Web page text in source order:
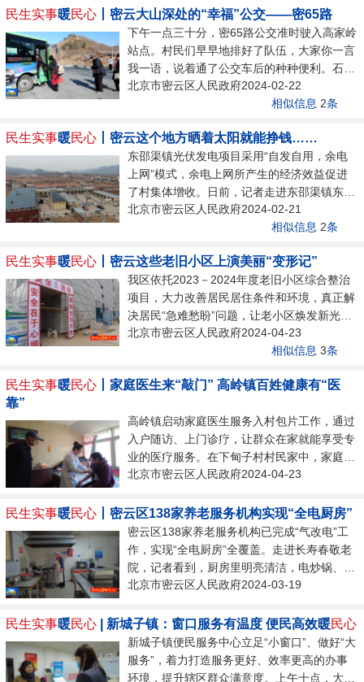
势，...
完成电缆更换14，000米，完成新建的路灯
437座。原有的路灯是在2000年建设，目前已
24年，灯具老旧严重，且以前的灯都是钠灯，
节能也不符合要求。本次的翻新工程之后，将
对灯具进行重新更换，换成新式的LED灯具，
既增加照明美观，也增加节能效果。据了解，
上，...
民生实事暖民心 丨密云大山深处的“幸福”公交——密65路
下午一点三十分，密65路公交准时驶入高家岭
站点。村民们早早地排好了队伍，大家你一言
我一语，说着通了公交车后的种种便利。石城
镇西湾子村村民告诉记者：“我们盼望已久的
公交车终于通车了，我日常出行、春节走亲访
暖。”“自从通了公交车，去密云城里、石城都
特别方便，原来外出要提点东西走小路特别费
劲，走到公路都气喘吁吁的。现在，出了家门
口就可以坐上公交车。”石城镇西湾子村村民
说道。高家岭村是西湾子村的一个自然村。距
离密云城区40公里，地势偏远，道路过窄，...
北京市密云区人民政府2024-02-22
相似信息 2条
民生实事暖民心 丨密云这个地方晒着太阳就能挣钱……
东邵渠镇光伏发电项目采用“自发自用，余电
上网”模式，余电上网所产生的经济效益促进
了村集体增收。日前，记者走进东邵渠镇东邵
渠村，村委会屋顶上一块块光伏板正源源不断
地输出绿色动能。据东邵渠镇东邵渠村党支部
25000度，国家回收电网的电费是3毛6。
25000度电一共将近1万块钱。目前，西葫芦
峪村、大岭村、史长峪村、界牌村等8个村光
伏发电项目已完工投用，取得了一定的经济效
益。光伏发电项目具有建设周期短、环境适应
能力强、清洁能源无污染、运行成本低等优
北京市密云区人民政府2024-02-21
相似信息 2条
民生实事暖民心 丨密云这些老旧小区上演美丽“变形记”
我区依托2023－2024年度老旧小区综合整治
项目，大力改善居民居住条件和环境，真正解
决居民“急难愁盼”问题，让老小区焕发新光
彩。在溪翁庄镇京溪小区内，所辖15栋居民住
宅楼均被安全防护网包围，工人们有的在楼顶
外墙做保温。京溪小区建成于1999年，各类基
旧小区综合整治涉及处理楼体防水、保温问
题；改进上下水系统、增加楼宇对讲等，基础
工程完工后还将对小区整体环境进行美化与提
升，惠及小区1078户居民。此外，2023－...
北京市密云区人民政府2024-04-23
相似信息 3条
民生实事暖民心 丨家庭医生来“敲门” 高岭镇百姓健康有“医
靠”
高岭镇启动家庭医生服务入村包片工作，通过
入户随访、上门诊疗，让群众在家就能享受专
业的医疗服务。在下甸子村村民家中，家庭医
生认真为老人测量血压、血糖，提醒老人在日
务中心，前来签约的村民在工作人员的引导下
很快完成了整个签约流程。“我们老两口岁数
大了，我老伴还晕车，上医院去看病去，非常
不方便，签约了家庭医生，医生上门服务。”
高岭镇下甸子村村民说道。高岭镇辛庄村村民
庭医生非常方便，平常家里边老人孩子有什么
不合适的，...
北京市密云区人民政府2024-04-23
民生实事暖民心 丨密云区138家养老服务机构实现“全电厨房”
密云区138家养老服务机构已完成“气改电”工
作，实现“全电厨房”全覆盖。走进长寿春敬老
院，记者看到，厨房里明亮清洁，电炒锅、电
磁灶，各种电气化设备一应俱全。厨师正忙着
“从用上电器感觉更安全了，干净卫生，各方
面都挺好的。要是用气罐，忙的时候要没气
了，赶不上做饭。”我区聚焦“老有康养”，从食
品安全到营养健康，努力让老年人体验到安全
北京市密云区人民政府2024-03-19
民生实事暖民心 | 新城子镇：窗口服务有温度 便民高效暖民心
新城子镇便民服务中心立足“小窗口”、做好“大
服务”，着力打造服务更好、效率更高的办事
环境，提升辖区群众满意度。上午十点，大角